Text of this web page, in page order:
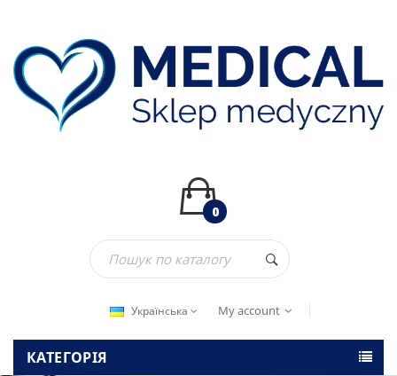
0
Українська My account
КАТЕГОРІЯ